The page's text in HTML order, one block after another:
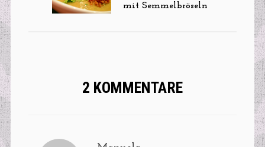
mit Semmelbröseln
2 KOMMENTARE